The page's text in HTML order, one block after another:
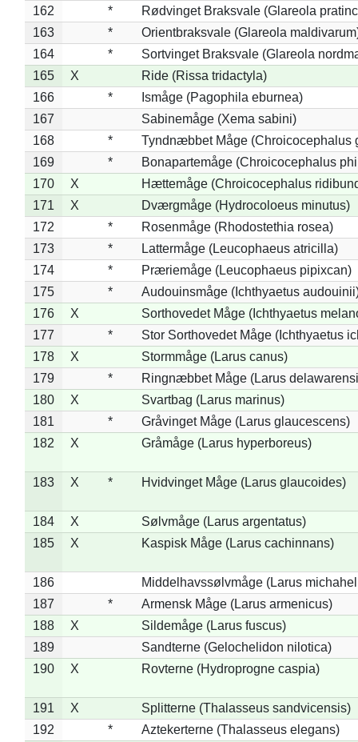
162
*
Rødvinget Braksvale (Glareola
163
*
Orientbraksvale (Glareola
164
*
Sortvinget Braksvale (Glareola
165
X
Ride (Rissa tridactyla)
166
*
Ismåge (Pagophila eburnea)
167
Sabinemåge (Xema sabini)
168
*
Tyndnæbbet Måge (Chroicocephalus
169
*
Bonapartemåge (Chroicocephalus
170
X
Hættemåge (Chroicocephalus
171
X
Dværgmåge (Hydrocoloeus minutus)
172
*
Rosenmåge (Rhodostethia rosea)
173
*
Lattermåge (Leucophaeus atricilla)
174
*
Præriemåge (Leucophaeus pipixcan)
175
*
Audouinsmåge (Ichthyaetus
176
X
Sorthovedet Måge (Ichthyaetus
177
*
Stor Sorthovedet Måge (Ichthyaetus
178
X
Stormmåge (Larus canus)
179
*
Ringnæbbet Måge (Larus
180
X
Svartbag (Larus marinus)
181
*
Gråvinget Måge (Larus glaucescens)
182
X Gråmåge (Larus hyperboreus)
183 X * Hvidvinget Måge (Larus glaucoides)
184 X
Sølvmåge (Larus argentatus)
185
X Kaspisk Måge (Larus cachinnans)
186
Middelhavssølvmåge (Larus
187
*
Armensk Måge (Larus armenicus)
188
X
Sildemåge (Larus fuscus)
189
Sandterne (Gelochelidon nilotica)
190
X Rovterne (Hydroprogne caspia)
191 X
Splitterne (Thalasseus sandvicensis)
192
*
Aztekerterne (Thalasseus elegans)